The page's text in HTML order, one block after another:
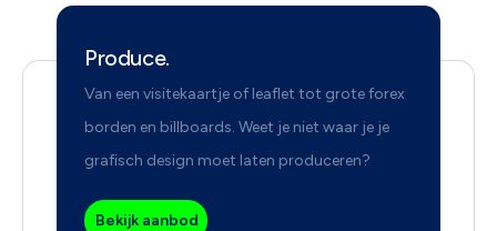
Produce.
Van een visitekaartje of leaflet tot grote forex
borden en billboards. Weet je niet waar je je
grafisch design moet laten produceren?
Bekijk aanbod